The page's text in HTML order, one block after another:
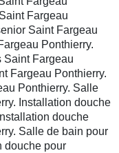
Fargeau
Saint Fargeau
Ponthierry.
Saint Fargeau
Fargeau Ponthierry.
Ponthierry. Salle
Installation douche
douche
Salle de bain pour
douche pour